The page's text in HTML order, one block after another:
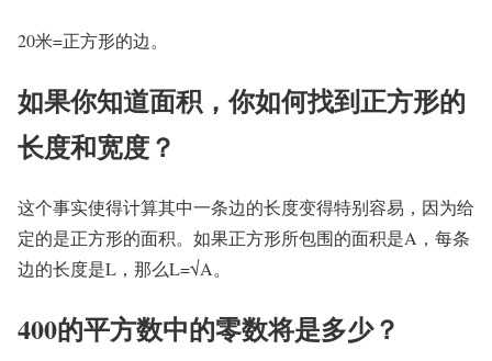
20米=正方形的边。
如果你知道面积，你如何找到正方形的
长度和宽度？
这个事实使得计算其中一条边的长度变得特别容易，因为给
定的是正方形的面积。如果正方形所包围的面积是A，每条
边的长度是L，那么L=√A。
400的平方数中的零数将是多少？